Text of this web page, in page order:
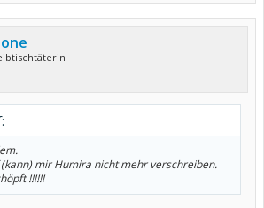
mir Humira nicht mehr verschreiben.
!!!!!!